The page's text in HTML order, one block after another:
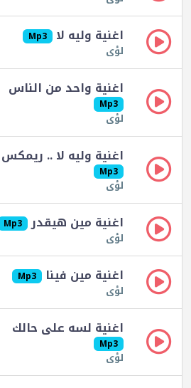
اغنية وليه لا Mp3
لؤى
اغنية واحد من الناس
Mp3
لؤى
اغنية وليه لا .. ريمكس
Mp3
لؤى
اغنية مين هيقدر Mp3
لؤى
اغنية مين فينا Mp3
لؤى
اغنية لسه على حالك
Mp3
لؤى